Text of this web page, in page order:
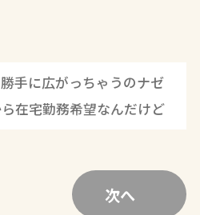
手に広がっちゃうのナゼ
在宅勤務希望なんだけど
次へ